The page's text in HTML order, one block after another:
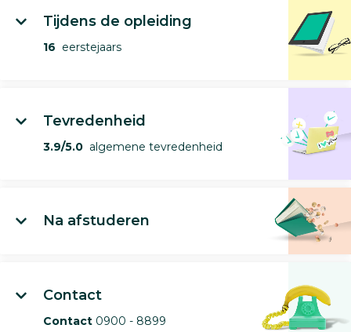
Tijdens de opleiding
16 eerstejaars
Tevredenheid
3.9/5.0 algemene tevredenheid
Na afstuderen
Contact
Contact 0900 - 8899